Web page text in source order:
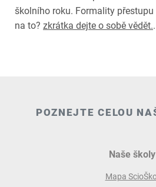
školního roku. Formality
na to? zkrátka dejte o sobě vědět..
POZNEJTE CELOU
Naše školy
Mapa